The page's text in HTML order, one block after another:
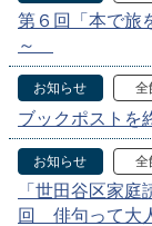
第６回「本で旅
～
お知らせ 全
ブックポストを
お知らせ 全
「世田谷区家
回 俳句って大